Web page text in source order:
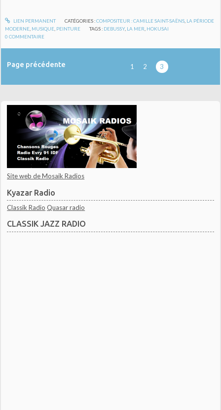
LIEN PERMANENT CATÉGORIES :COMPOSITEUR : CAMILLE SAINT-SAËNS, LA PÉRIODE
MODERNE MUSIQUE PEINTURE TAGS : DEBUSSY, LA MER HOKUSAI
0 COMMENTAIRE
Page précédente 1 2 3
Site web de Mosaik Radios
Kyazar Radio
Classik Radio Quasar radio
CLASSIK JAZZ RADIO